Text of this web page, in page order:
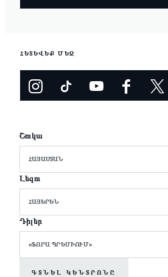
ՀԵՏԵՎԵՔ ՄԵԶ
Շուկա
ՀԱՅԱՍՏԱՆ
Լեզու
ՀԱՅԵՐԵՆ
Դիլեր
«ՖՈՐԱ ՊՐԵՄԻՈՒՄ»
ԳՏՆԵԼ ԿԵՆՏՐՈՆԸ